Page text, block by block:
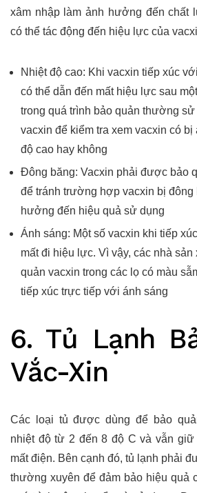
xâm nhập làm ảnh hưởng đến chất
có thể tác động đến hiệu lực của
Nhiệt độ cao: Khi vacxin tiếp xúc
có thể dẫn đến mất hiệu lực sau
trong quá trình bảo quản thường
vacxin để kiểm tra xem vacxin có
độ cao hay không
Đông băng: Vacxin phải được bảo
để tránh trường hợp vacxin bị đông
hưởng đến hiệu quả sử dụng
Ánh sáng: Một số vacxin khi tiếp
mất đi hiệu lực. Vì vậy, các nhà
quản vacxin trong các lọ có màu
tiếp xúc trực tiếp với ánh sáng
6. Tủ Lạnh
Vắc-Xin
Các loại tủ được dùng để bảo
nhiệt độ từ 2 đến 8 độ C và vẫn giữ
mất điện. Bên cạnh đó, tủ lạnh phải
thường xuyên để đảm bảo hiệu quả